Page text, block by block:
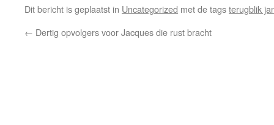
Dit bericht is geplaatst in Uncategorized met de tagsterugblik
← Dertig opvolgers voor Jacques die rust bracht